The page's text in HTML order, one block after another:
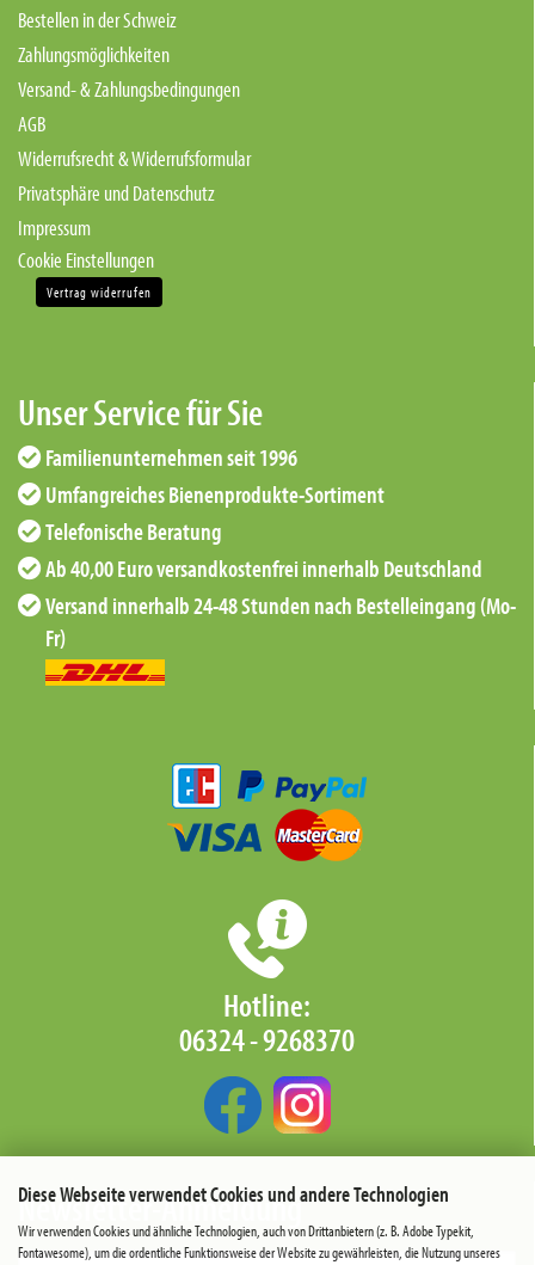
Diese Webseite verwendet Cookies und andere Technologien
Wir verwenden Cookies und ähnliche Technologien, auch von Drittanbietern (z. B. Adobe Typekit,
Fontawesome), um die ordentliche Funktionsweise der Website zu gewährleisten, die Nutzung unseres
Bestellen in der Schweiz
Zahlungsmöglichkeiten
Versand- & Zahlungsbedingungen
AGB
Widerrufsrecht & Widerrufsformular
Privatsphäre und Datenschutz
Impressum
Cookie Einstellungen
Vertrag widerrufen
Unser Service für Sie
Familienunternehmen seit 1996
Umfangreiches Bienenprodukte-Sortiment
Telefonische Beratung
Ab 40,00 Euro versandkostenfrei innerhalb Deutschland
Versand innerhalb 24-48 Stunden nach Bestelleingang (Mo-
Fr)
Hotline:
06324 - 9268370‬
Newsletter-Anmeldung